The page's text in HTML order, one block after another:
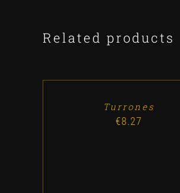
Related products
CART
Turrones
€8.27